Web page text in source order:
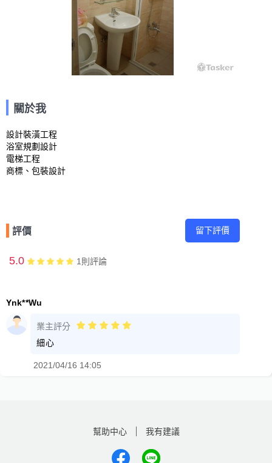
關於我
設計裝潢工程
浴室規劃設計
電梯工程
商標、包裝設計
評價 留下評價
5.0 1 則評論
Ynk**Wu
業主評分
細心
2021/04/16 14:05
幫助中心 我有建議